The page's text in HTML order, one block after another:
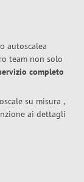
autoscalea
team non solo
completo
su misura ,
ai dettagli